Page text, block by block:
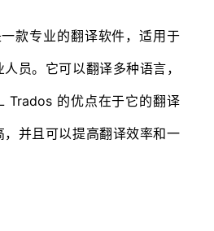
专业的翻译软件，适用于
员。它可以翻译多种语言，
Trados 的优点在于它的翻译
并且可以提高翻译效率和一